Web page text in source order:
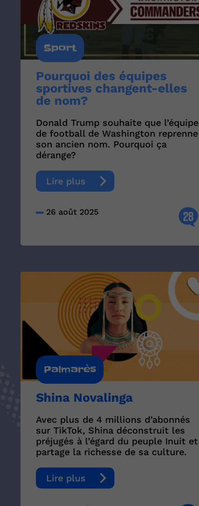
Sport
Pourquoi des équipes
sportives changent-elles
de nom?
Donald Trump souhaite que l’équipe
de football de Washington reprenne
son ancien nom. Pourquoi ça
dérange?
Lire plus
26 août 2025 28
Palmarès
Shina Novalinga
Avec plus de 4 millions d’abonnés
sur TikTok, Shina déconstruit les
préjugés à l’égard du peuple Inuit et
partage la richesse de sa culture.
Lire plus